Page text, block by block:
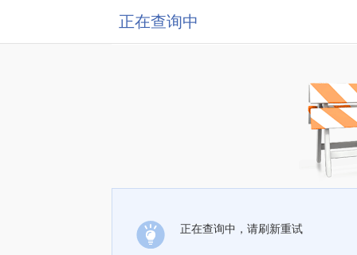
正在查询中
正在查询中，请刷新重试